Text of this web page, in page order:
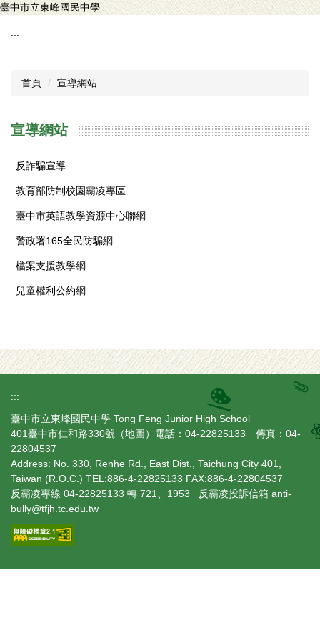
跳
臺中市立東峰國民中學
:::
首頁 宣導網站
宣導網站
反詐騙宣導
教育部防制校園霸凌專區
臺中市英語教學資源中心聯網
警政署165全民防騙網
檔案支援教學網
兒童權利公約網
:::
臺中市立東峰國民中學 Tong Feng Junior High School
401臺中市仁和路330號（地圖 ）電話：04-22825133 傳真：04-
22804537
Address: No. 330, Renhe Rd., East Dist., Taichung City 401,
Taiwan (R.O.C.) TEL:886-4-22825133 FAX:886-4-22804537
反霸凌專線 04-22825133 轉 721、1953 反霸凌投訴信箱 anti-
bully@tfjh.tc.edu.tw